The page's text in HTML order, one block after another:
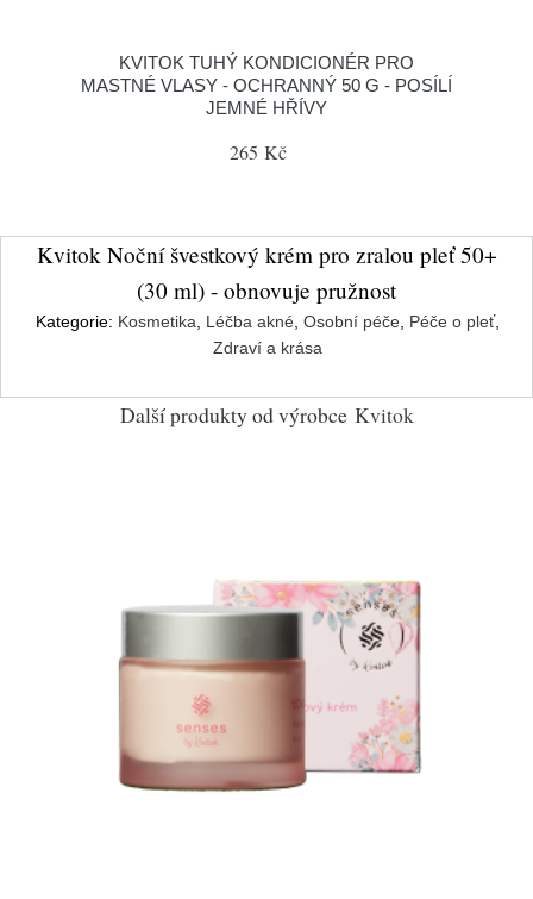
KVITOK TUHÝ KONDICIONÉR PRO
MASTNÉ VLASY - OCHRANNÝ 50 G - POSÍLÍ
JEMNÉ HŘÍVY
265 Kč
Kvitok Noční švestkový krém pro zralou pleť 50+
(30 ml) - obnovuje pružnost
Kategorie: Kosmetika Léčba akné Osobní péče Péče o pleť,
Zdraví a krása
Další produkty od výrobce Kvitok